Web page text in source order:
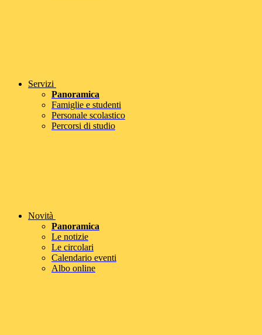
Servizi
Panoramica
Famiglie e studenti
Personale scolastico
Percorsi di studio
Novità
Panoramica
Le notizie
Le circolari
Calendario eventi
Albo online